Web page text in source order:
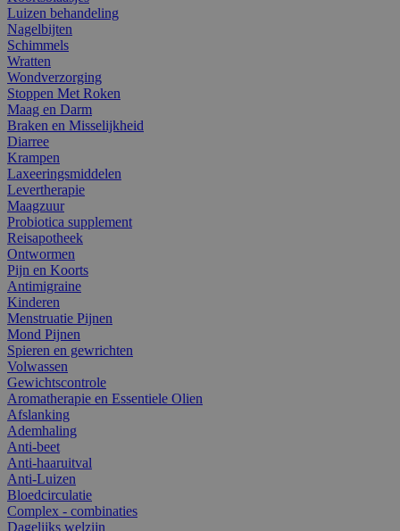
Luizen behandeling
Nagelbijten
Schimmels
Wratten
Wondverzorging
Stoppen Met Roken
Maag en Darm
Braken en Misselijkheid
Diarree
Krampen
Laxeeringsmiddelen
Levertherapie
Maagzuur
Probiotica supplement
Reisapotheek
Ontwormen
Pijn en Koorts
Antimigraine
Kinderen
Menstruatie Pijnen
Mond Pijnen
Spieren en gewrichten
Volwassen
Gewichtscontrole
Aromatherapie en Essentiele Olien
Afslanking
Ademhaling
Anti-beet
Anti-haaruitval
Anti-Luizen
Bloedcirculatie
Complex - combinaties
Dagelijks welzijn